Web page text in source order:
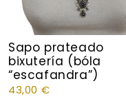
Sapo prateado
bixutería (bóla
“escafandra”)
43,00 €